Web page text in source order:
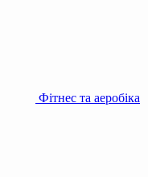
Фітнес та аеробіка